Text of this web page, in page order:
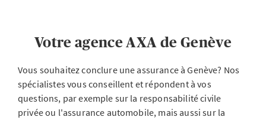
Votre agence AXA de Genève
Vous souhaitez conclure une assurance à Genève? Nos
spécialistes vous conseillent et répondent à vos
questions, par exemple sur la responsabilité civile
privée ou l'assurance automobile, mais aussi sur la